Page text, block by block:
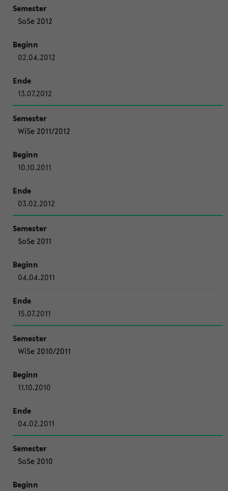
SoSe 2012
02.04.2012
13.07.2012
WiSe 2011/2012
10.10.2011
03.02.2012
SoSe 2011
04.04.2011
15.07.2011
WiSe 2010/2011
11.10.2010
04.02.2011
SoSe 2010